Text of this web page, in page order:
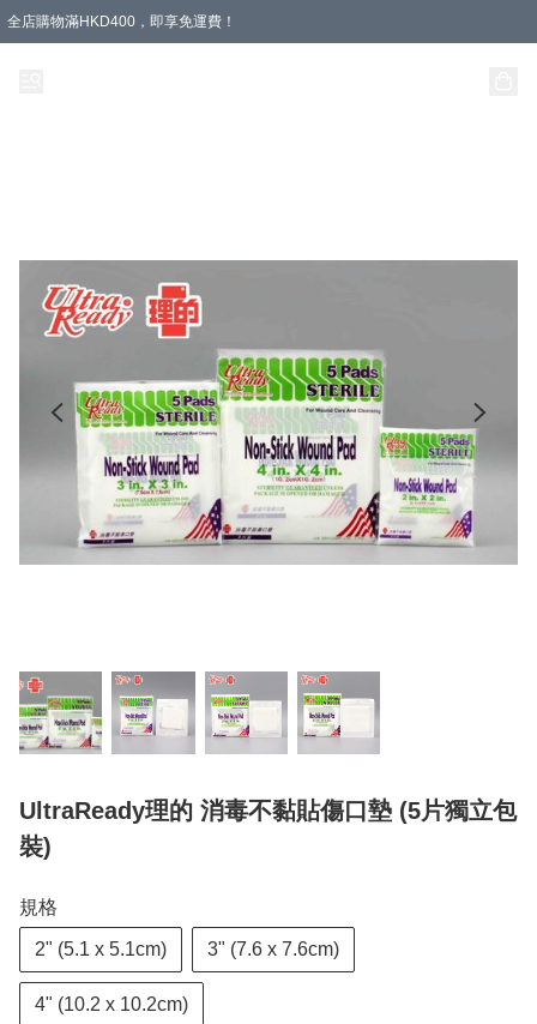
全店購物滿HKD400，即享免運費！
UltraReady理的 消毒不黏貼傷口墊 (5片獨立包
裝)
規格
2" (5.1 x 5.1cm) 3" (7.6 x 7.6cm)
4" (10.2 x 10.2cm)